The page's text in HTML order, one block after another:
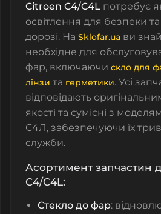
Citroen C4/C4L потребує
освітлення для безпеки
дорозі. На Sklofar.ua ви
необхідне для
фар, включаючи скло для
лінзи та герметики. Усі
відповідають
якості та сумісні з
С4Л, забезпечуючи їх
служби.
Асортимент запчастин
C4/C4L:
Стекло до фар: